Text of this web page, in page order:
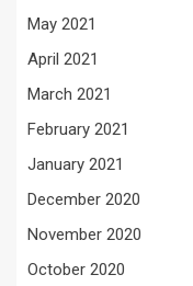
May 2021
April 2021
March 2021
February 2021
January 2021
December 2020
November 2020
October 2020